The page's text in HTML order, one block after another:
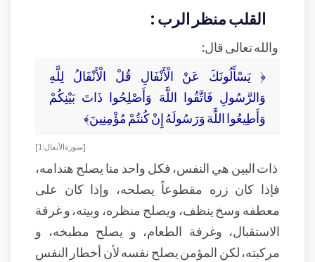
القلب منظر الرب :
والله تعالى قال:
﴿ يَسْأَلُونَكَ عَنْ الْأَنْفَالِ قُلْ الْأَنْفَالُ لِلَّهِ
وَالرَّسُولِ فَاتَّقُوا اللَّهَ وَأَصْلِحُوا ذَاتَ بَيْنِكُمْ
وَأَطِيعُوا اللَّهَ وَرَسُولَهُ إِنْ كُنتُمْ مُؤْمِنِينَ﴾
[ سورة الأنفال: 1 ]
ذات البين هي النفس، فكل واحد منا يصلح هندامه،
فإذا كان زره مقطوعاً يصلحه، وإذا كان على
معطفه وسخ ينظف، ويصلح منظره، وبيته، و غرفة
الاستقبال، وغرفة الطعام، و يصلح مطبخه، و
مركبته، لكن المؤمن يصلح نفسه لأن أخطار النفس